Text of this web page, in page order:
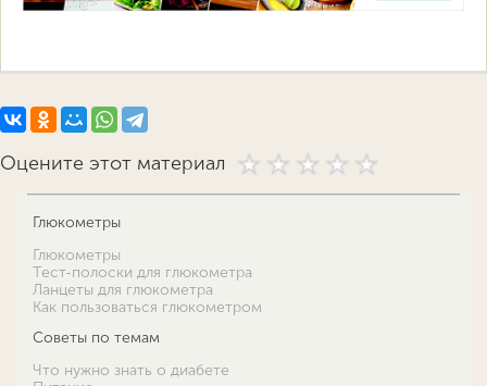
Оцените этот материал
Глюкометры
Глюкометры
Тест-полоски для глюкометра
Ланцеты для глюкометра
Как пользоваться глюкометром
Советы по темам
Что нужно знать о диабете